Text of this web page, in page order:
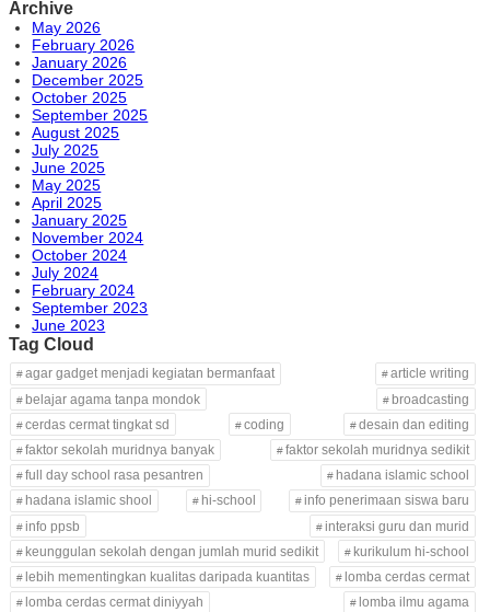
Archive
May 2026
February 2026
January 2026
December 2025
October 2025
September 2025
August 2025
July 2025
June 2025
May 2025
April 2025
January 2025
November 2024
October 2024
July 2024
February 2024
September 2023
June 2023
Tag Cloud
agar gadget menjadi kegiatan bermanfaat
article writing
belajar agama tanpa mondok
broadcasting
cerdas cermat tingkat sd
coding
desain dan editing
faktor sekolah muridnya banyak
faktor sekolah muridnya sedikit
full day school rasa pesantren
hadana islamic school
hadana islamic shool
hi-school
info penerimaan siswa baru
info ppsb
interaksi guru dan murid
keunggulan sekolah dengan jumlah murid sedikit
kurikulum hi-school
lebih mementingkan kualitas daripada kuantitas
lomba cerdas cermat
lomba cerdas cermat diniyyah
lomba ilmu agama